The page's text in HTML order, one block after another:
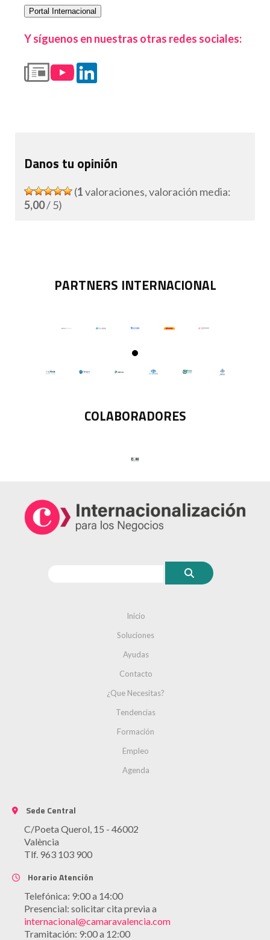
Portal Internacional
Y síguenos en nuestras otras redes sociales:
Danos tu opinión
(1valoraciones, valoración media:
5,00/ 5)
PARTNERS INTERNACIONAL
COLABORADORES
Inicio
Soluciones
Ayudas
Contacto
¿Que Necesitas?
Tendencias
Formación
Empleo
Agenda
Sede Central
C/Poeta Querol, 15 - 46002
València
Tlf. 963 103 900
Horario Atención
Telefónica: 9:00 a 14:00
Presencial: solicitar cita previa a
internacional@camaravalencia.com
Tramitación: 9:00 a 12:00